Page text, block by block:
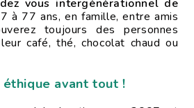
vous intergénérationnel de
à 77 ans, en famille, entre amis
toujours des personnes
café, thé, chocolat chaud ou
éthique avant tout !